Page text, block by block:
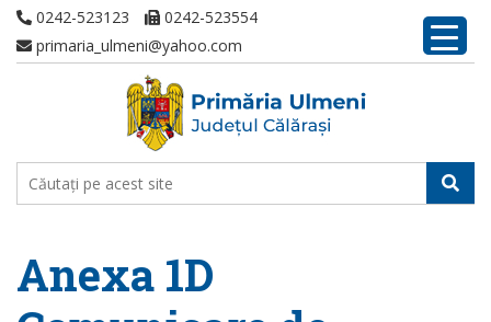
0242-523123
0242-523554
primaria_ulmeni@yahoo.com
Anexa 1D